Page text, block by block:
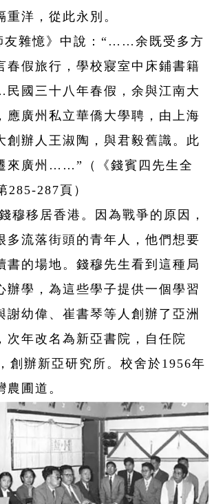
重洋，從此永別。
友雜憶》中說：“……余既受多方
春假旅行，學校寢室中床鋪書籍
國三十八年春假，余與江南大
應廣州私立華僑大學聘，由上海
創辦人王淑陶，與君毅舊識。此
來廣州……”（《錢賓四先生全
285-287頁）
穆移居香港。因為戰爭的原因，
多流落街頭的青年人，他們想要
書的場地。錢穆先生看到這種局
辦學，為這些學子提供一個學習
謝幼偉、崔書琴等人創辦了亞洲
次年改名為新亞書院，自任院
創辦新亞研究所。校舍於1956年
圃道。